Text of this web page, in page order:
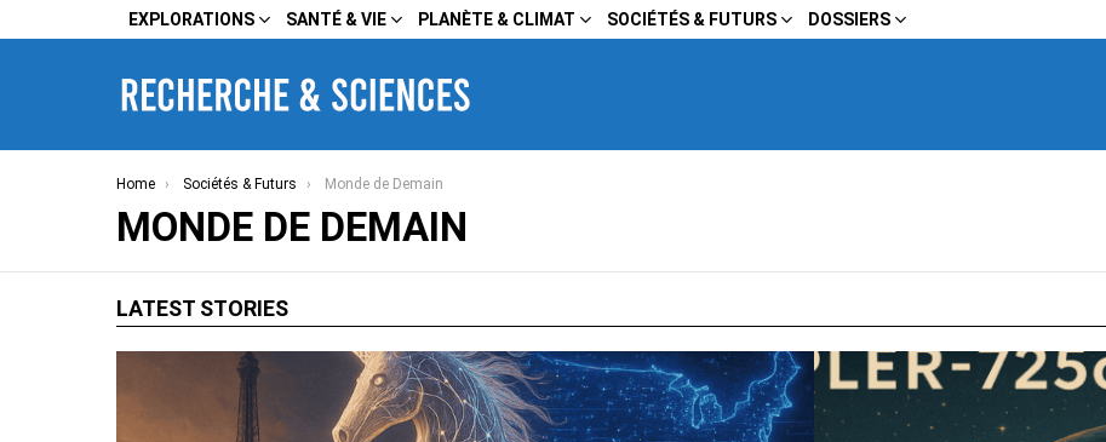
EXPLORATIONS SANTÉ & VIE PLANÈTE & CLIMAT SOCIÉTÉS & FUTURS DOSSIERS
You are here:
Home Sociétés & Futurs Monde de Demain
MONDE DE DEMAIN
LATEST STORIES